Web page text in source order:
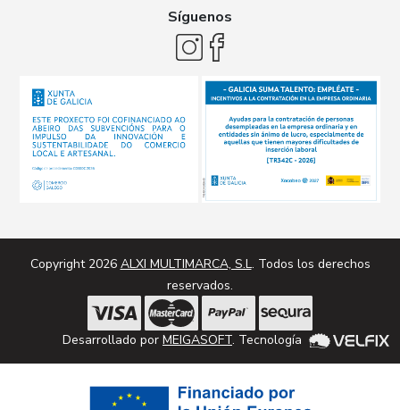
Síguenos
Copyright 2026 ALXI MULTIMARCA, S.L. Todos los derechos
reservados.
Desarrollado por MEIGASOFT. Tecnología